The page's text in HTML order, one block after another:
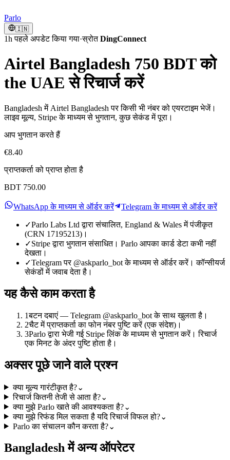
Parlo
🇮🇳
1h पहले अपडेट किया गया·स्रोत DingConnect
Airtel Bangladesh 750 BDT को
the UAE से रिचार्ज करें
Bangladesh में Airtel Bangladesh पर किसी भी नंबर को एयरटाइम भेजें।
लाइव मूल्य, Stripe के माध्यम से भुगतान, कुछ सेकंड में पूरा।
आप भुगतान करते हैं
€8.40
प्राप्तकर्ता को प्राप्त होता है
BDT 750.00
WhatsApp के माध्यम से ऑर्डर करें Telegram के माध्यम से ऑर्डर करें
✓Parlo Labs Ltd द्वारा संचालित, England & Wales में पंजीकृत
(CRN 17195213)।
✓Stripe द्वारा भुगतान संसाधित। Parlo आपका कार्ड डेटा कभी नहीं
देखता।
✓Telegram पर @askparlo_bot के माध्यम से ऑर्डर करें। कॉन्सीयर्ज
सेकंडों में जवाब देता है।
यह कैसे काम करता है
1बटन दबाएं — Telegram @askparlo_bot के साथ खुलता है।
2चैट में प्राप्तकर्ता का फोन नंबर पुष्टि करें (एक संदेश)।
3Parlo द्वारा भेजी गई Stripe लिंक के माध्यम से भुगतान करें। रिचार्ज
एक मिनट के अंदर पुष्टि होता है।
अक्सर पूछे जाने वाले प्रश्न
क्या मूल्य गारंटीकृत है?⌄
रिचार्ज कितनी तेजी से आता है?⌄
क्या मुझे Parlo खाते की आवश्यकता है?⌄
क्या मुझे रिफंड मिल सकता है यदि रिचार्ज विफल हो?⌄
Parlo का संचालन कौन करता है?⌄
Bangladesh में अन्य ऑपरेटर